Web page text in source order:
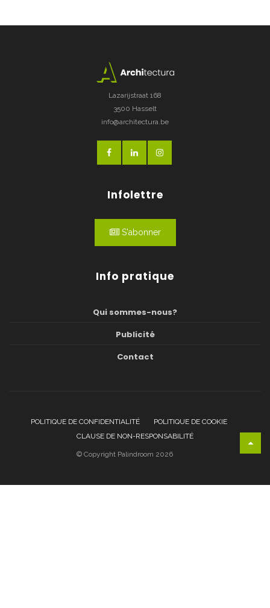
Lazarijstraat 168
3500 Hasselt
info@architectura.be
Infolettre
S'abonner
Info pratique
Qui sommes-nous?
Publicité
Contact
POLITIQUE DE CONFIDENTIALITÉ
POLITIQUE DE COOKIE
CLAUSE DE NON-RESPONSABILITÉ
© Copyright Palindroom 2026